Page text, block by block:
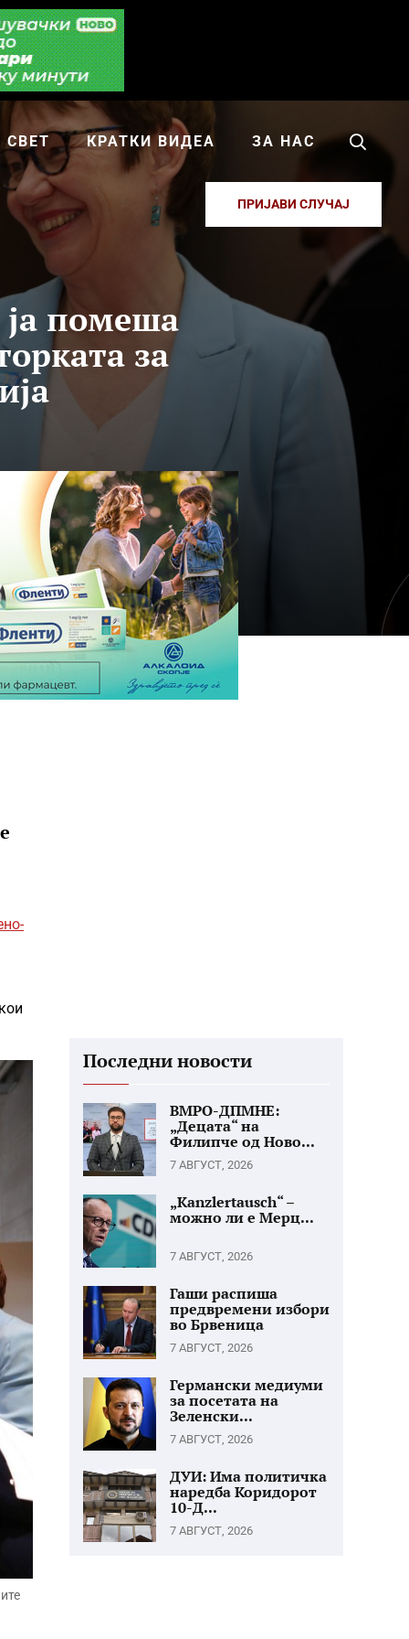
СВЕТ КРАТКИ ВИДЕА ЗА НАС
ПРИЈАВИ СЛУЧАЈ
помеша
за
Последни новости
ВМРО-ДПМНЕ:
„Децата“ на
Филипче од Ново...
7 АВГУСТ, 2026
„Kanzlertausch“ –
можно ли е Мерц...
7 АВГУСТ, 2026
Гаши распиша
предвремени избори
во Брвеница
7 АВГУСТ, 2026
Германски медиуми
за посетата на
Зеленски...
7 АВГУСТ, 2026
ДУИ: Има политичка
наредба Коридорот
10-Д...
7 АВГУСТ, 2026